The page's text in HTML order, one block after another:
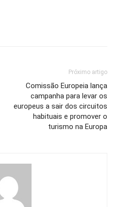
Próximo artigo
Comissão Europeia lança
campanha para levar os
europeus a sair dos circuitos
habituais e promover o
turismo na Europa